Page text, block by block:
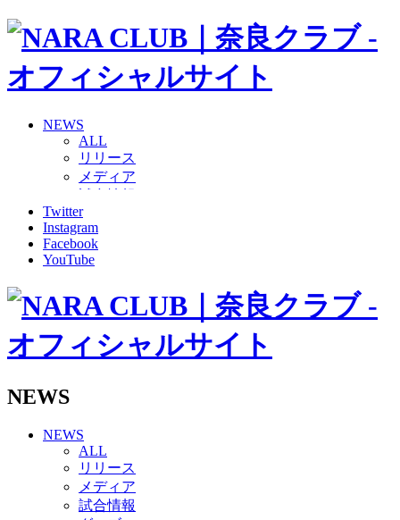
NEWS
ALL
リリース
メディア
グッズ
ファンコミュニティ
普及・育成
ホームタウン
その他
2026/27トップチーム
2026/27トップチームスタッフ
ボランティアチーム「volundeer」
ビクトリーロード
HOMEGAME
観戦ルール＆マナー
ホームゲーム運営管理規定
Twitter
Instagram
Facebook
YouTube
NEWS
NEWS
ALL
リリース
メディア
試合情報